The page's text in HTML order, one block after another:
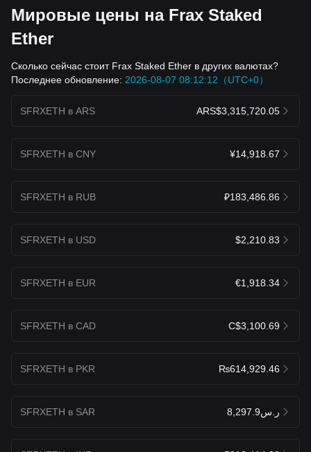
Мировые цены на Frax Staked
Ether
Сколько сейчас стоит Frax Staked Ether в других валютах?
Последнее обновление: 2026-08-07 08:12:12（UTC+0）
SFRXETH в ARS ARS$3,315,720.05
SFRXETH в CNY ¥14,918.67
SFRXETH в RUB ₽183,486.86
SFRXETH в USD $2,210.83
SFRXETH в EUR €1,918.34
SFRXETH в CAD C$3,100.69
SFRXETH в PKR ₨614,929.46
SFRXETH в SAR ر.س8,297.9